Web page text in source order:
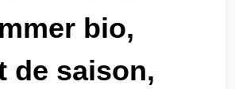
bio,
de saison,